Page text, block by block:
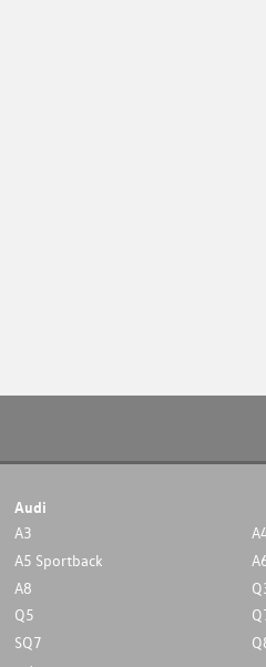
Audi
A3
A5 Sportback
A8
Q5
SQ7